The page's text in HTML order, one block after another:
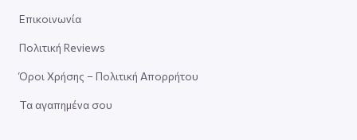
Επικοινωνία
Πολιτική Reviews
Όροι Χρήσης – Πολιτική Απορρήτου
Τα αγαπημένα σου